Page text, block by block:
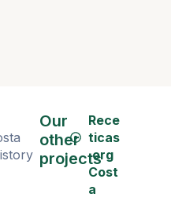
Our
other
projects
Rece
ticas
.org
Cost
a